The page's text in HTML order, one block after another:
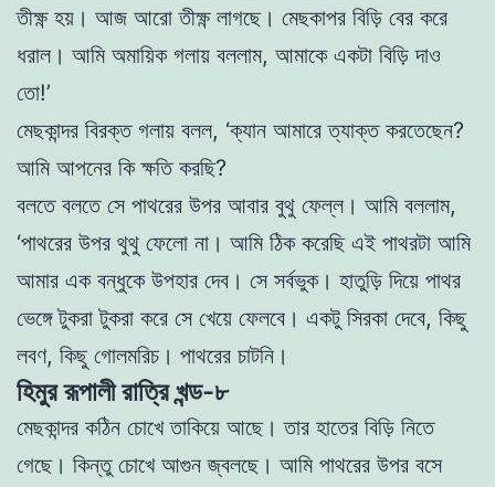
তীক্ষ্ণ হয়। আজ আরাে তীক্ষ্ণ লাগছে। মেছকাপর বিড়ি বের করে
ধরাল। আমি অমায়িক গলায় বললাম, আমাকে একটা বিড়ি দাও
তাে!’
মেছকান্দর বিরক্ত গলায় বলল, ‘ক্যান আমারে ত্যাক্ত করতেছেন?
আমি আপনের কি ক্ষতি করছি?
বলতে বলতে সে পাথরের উপর আবার বুথু ফেল্ল। আমি বললাম,
‘পাথরের উপর থুথু ফেলাে না। আমি ঠিক করেছি এই পাথরটা আমি
আমার এক বন্ধুকে উপহার দেব। সে সর্বভুক। হাতুড়ি দিয়ে পাথর
ভেঙ্গে টুকরা টুকরা করে সে খেয়ে ফেলবে। একটু সিরকা দেবে, কিছু
লবণ, কিছু গােলমরিচ। পাথরের চাটনি।
হিমুর রূপালী রাত্রি খন্ড-৮
মেছকান্দর কঠিন চোখে তাকিয়ে আছে। তার হাতের বিড়ি নিতে
গেছে। কিন্তু চোখে আগুন জ্বলছে। আমি পাথরের উপর বসে